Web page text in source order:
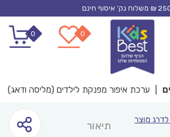
0
0
ערכת איפור מפנקת לילדים (מליסה ודאג)
לדרג מוצר
תיאור